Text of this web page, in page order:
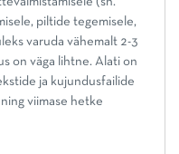
piltide tegemisele,
varuda vähemalt 2-3
on väga lihtne. Alati on
ja kujundusfailide
viimase hetke